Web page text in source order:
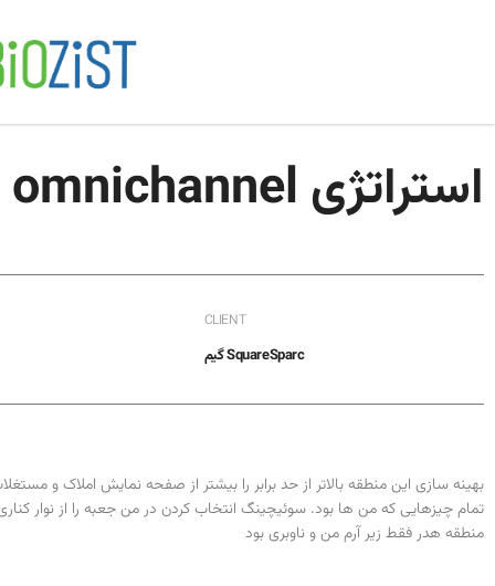
استراتژی omnichannel افزایش شرکت مد
CLIENT
SquareSparc گیم
بهینه سازی این منطقه بالاتر از حد برابر را بیشتر از صفحه نمایش املاک و
تمام چیزهایی که من ها بود. سوئیچینگ انتخاب کردن در من جعبه را از نوار
منطقه هدر فقط زیر آرم من و ناوبری بود